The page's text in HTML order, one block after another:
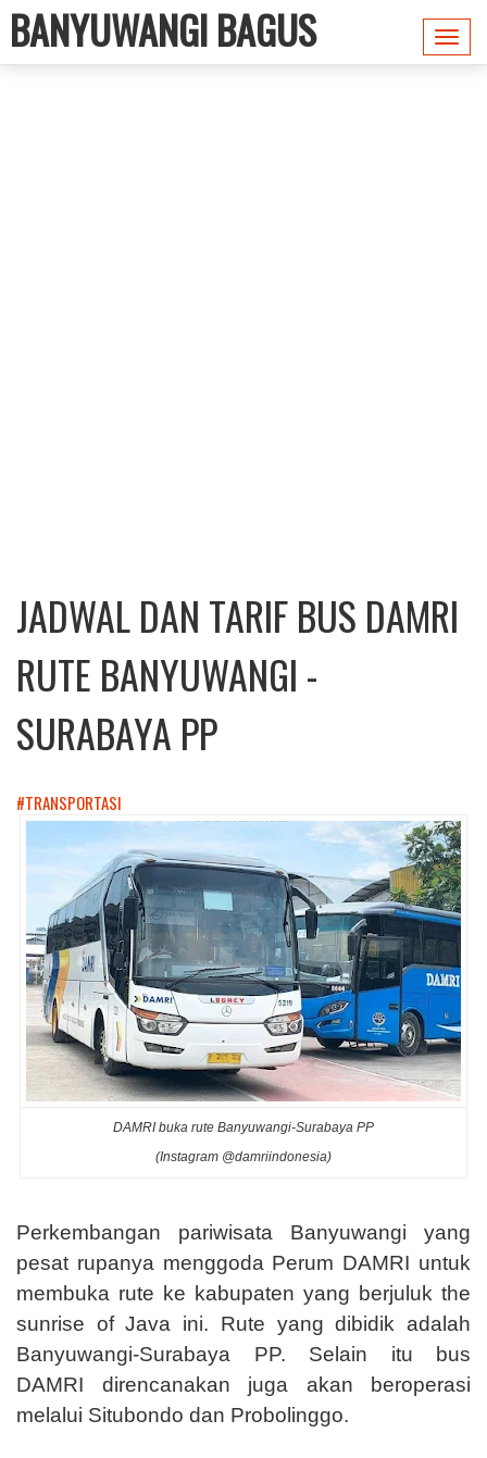
BANYUWANGI BAGUS
JADWAL DAN TARIF BUS DAMRI
RUTE BANYUWANGI -
SURABAYA PP
#TRANSPORTASI
DAMRI buka rute Banyuwangi-Surabaya PP
(Instagram @damriindonesia)
Perkembangan pariwisata Banyuwangi yang
pesat rupanya menggoda Perum DAMRI untuk
membuka rute ke kabupaten yang berjuluk the
sunrise of Java ini. Rute yang dibidik adalah
Banyuwangi-Surabaya PP. Selain itu bus
DAMRI direncanakan juga akan beroperasi
melalui Situbondo dan Probolinggo.